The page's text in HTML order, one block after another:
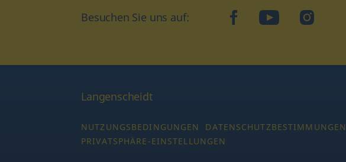
Besuchen Sie uns auf: facebookYouTubeInstagram
Langenscheidt
NUTZUNGSBEDINGUNGEN DATENSCHUTZBESTIMMUNGEN
PRIVATSPHÄRE-EINSTELLUNGEN